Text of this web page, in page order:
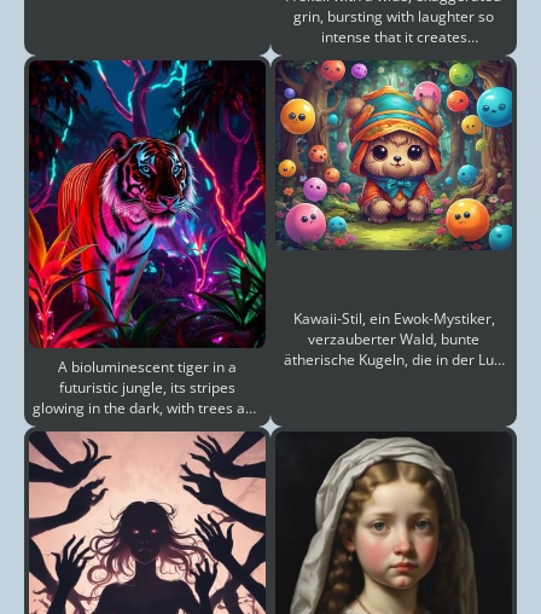
grin, bursting with laughter so
intense that it creates
shockwaves, causing t
A bioluminescent tiger in a
futuristic jungle, its stripes
glowing in the dark, with trees and
plants also emi
Kawaii-Stil, ein Ewok-Mystiker,
verzauberter Wald, bunte
ätherische Kugeln, die in der Luft